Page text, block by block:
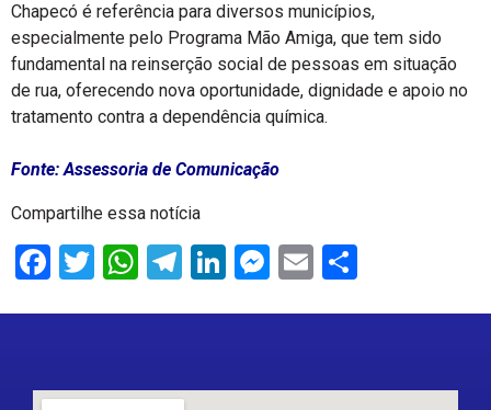
Chapecó é referência para diversos municípios,
especialmente pelo Programa Mão Amiga, que tem sido
fundamental na reinserção social de pessoas em situação
de rua, oferecendo nova oportunidade, dignidade e apoio no
tratamento contra a dependência química.
Fonte: Assessoria de Comunicação
Compartilhe essa notícia
Facebook
Twitter
WhatsApp
Telegram
LinkedIn
Messenger
Email